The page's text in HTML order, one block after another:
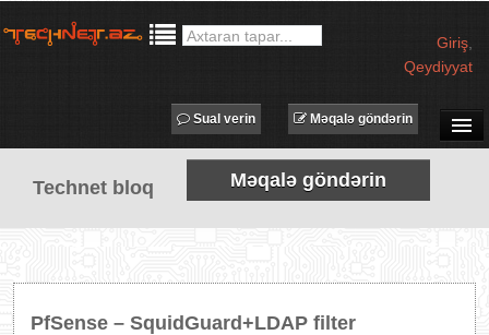
Giriş
Qeydiyyat
SUAL-CAVAB
TECHNET TV
MƏQALƏLƏR
Məqalə göndərin
Sual verin
Technet bloq Məqalə göndərin
PfSense – SquidGuard+LDAP filter